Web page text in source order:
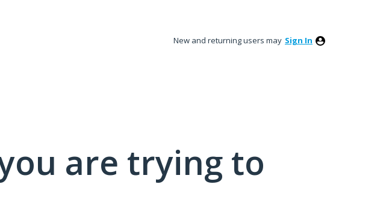
New and returning users may Sign In
are trying to